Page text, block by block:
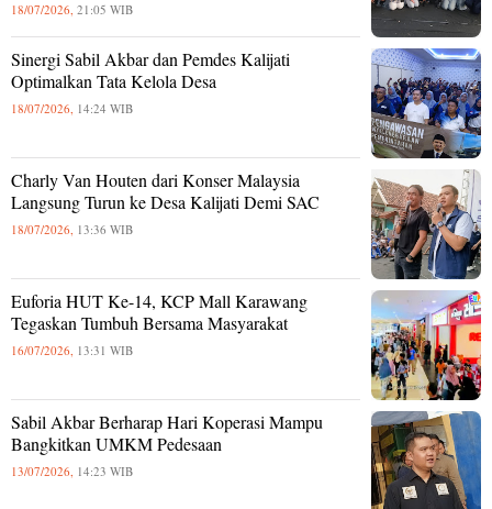
18/07/2026, 21:05 WIB
Sinergi Sabil Akbar dan Pemdes Kalijati
Optimalkan Tata Kelola Desa
18/07/2026, 14:24 WIB
Charly Van Houten dari Konser Malaysia
Langsung Turun ke Desa Kalijati Demi SAC
18/07/2026, 13:36 WIB
Euforia HUT Ke-14, KCP Mall Karawang
Tegaskan Tumbuh Bersama Masyarakat
16/07/2026, 13:31 WIB
Sabil Akbar Berharap Hari Koperasi Mampu
Bangkitkan UMKM Pedesaan
13/07/2026, 14:23 WIB